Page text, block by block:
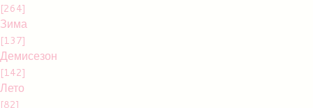
[264]
Зима
[137]
Демисезон
[142]
Лето
[82]